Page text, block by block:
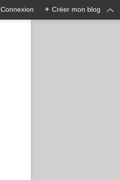
Connexion + Créer mon blog